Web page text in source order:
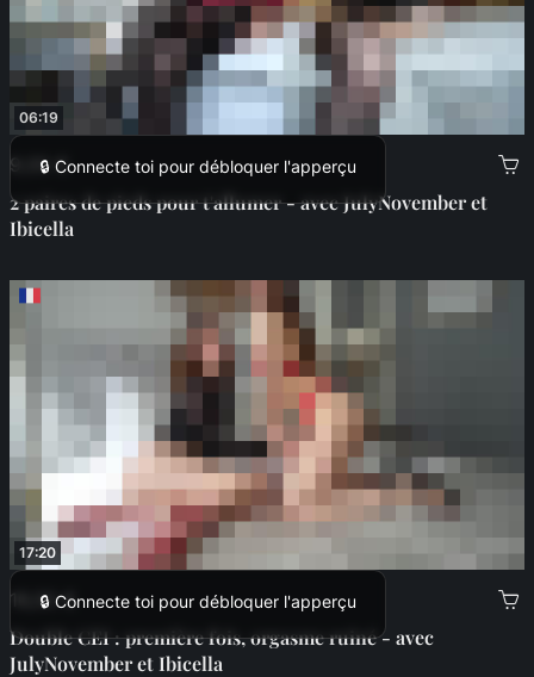
06:19
🔒 Connecte toi pour débloquer l'apperçu
9,00 €
2 paires de pieds pour t'allumer - avec JulyNovember et
Ibicella
17:20
🔒 Connecte toi pour débloquer l'apperçu
16,00 €
Double CEI : première fois, orgasme ruiné - avec
JulyNovember et Ibicella